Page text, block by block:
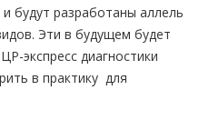
будут разработаны аллель
Эти в будущем будет
экспресс диагностики
в практику для